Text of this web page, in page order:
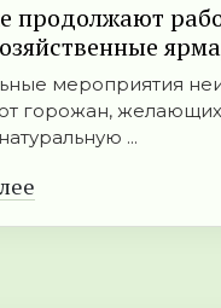
продолжают
мероприятия
горожан,
...